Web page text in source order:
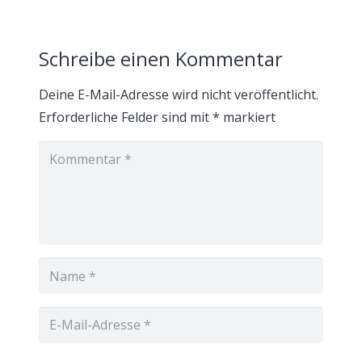
Schreibe einen Kommentar
Deine E-Mail-Adresse wird nicht veröffentlicht.
Erforderliche Felder sind mit* markiert